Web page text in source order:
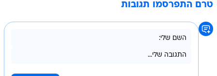
טרם התפרסמו תגובות